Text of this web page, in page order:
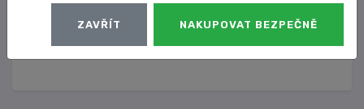
2902 30. 01. 2023
ZAVŘÍT NAKUPOVAT BEZPEČNĚ